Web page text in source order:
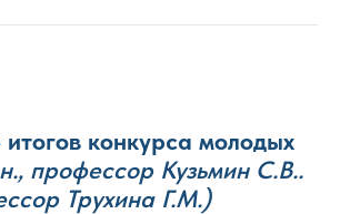
конкурса молодых
профессор Кузьмин С.В..
Трухина Г.М.)